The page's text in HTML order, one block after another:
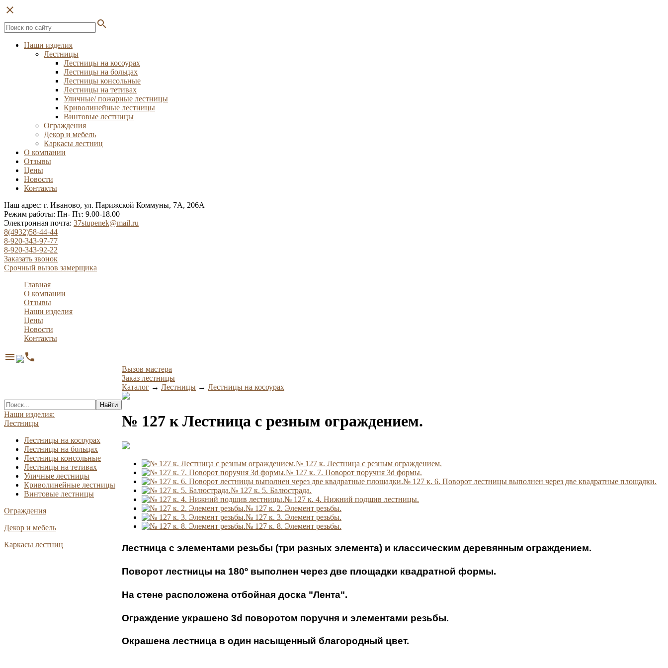
close
search
Наши изделия
Лестницы
Лестницы на косоурах
Лестницы на больцах
Лестницы консольные
Лестницы на тетивах
Уличные/ пожарные лестницы
Криволинейные лестницы
Винтовые лестницы
Ограждения
Декор и мебель
Каркасы лестниц
О компании
Отзывы
Цены
Новости
Контакты
Наш адрес: г. Иваново, ул. Парижской Коммуны, 7А, 206А
Режим работы: Пн- Пт: 9.00-18.00
Электронная почта: 37stupenek@mail.ru
8(4932)58-44-44
8-920-343-97-77
8-920-343-92-22
Заказать звонок
Срочный вызов замерщика
Главная
О компании
Отзывы
Наши изделия
Цены
Новости
Контакты
menu phone
Найти
Наши изделия:
Лестницы
Лестницы на косоурах
Лестницы на больцах
Лестницы консольные
Лестницы на тетивах
Уличные лестницы
Криволинейные лестницы
Винтовые лестницы
Ограждения
Декор и мебель
Каркасы лестниц
Вызов мастера
Заказ лестницы
Каталог → Лестницы → Лестницы на косоурах
№ 127 к Лестница с резным ограждением.
№ 127 к. Лестница с резным ограждением.
№ 127 к. 7. Поворот поручня 3d формы.
№ 127 к. 6. Поворот лестницы выполнен через две квадратные площадки.
№ 127 к. 5. Балюстрада.
№ 127 к. 4. Нижний подшив лестницы.
№ 127 к. 2. Элемент резьбы.
№ 127 к. 3. Элемент резьбы.
№ 127 к. 8. Элемент резьбы.
Лестница с элементами резьбы (три разных элемента) и классическим деревянным ограждением.
Поворот лестницы на 180º выполнен через две площадки квадратной формы.
На стене расположена отбойная доска "Лента".
Ограждение украшено 3d поворотом поручня и элементами резьбы.
Окрашена лестница в один насыщенный благородный цвет.